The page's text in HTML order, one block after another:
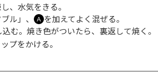
、水気をきる。
ル」、
Ａ を加えてよく混ぜる。
む。焼き色がついたら、裏返して焼く。
プをかける。